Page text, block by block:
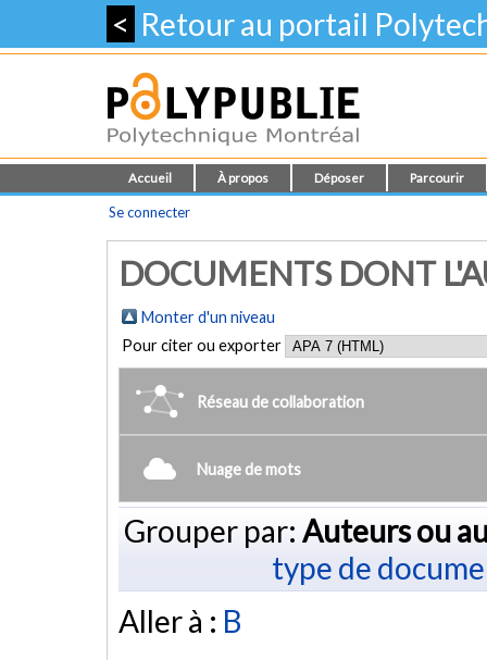
< Retour au portail
Accueil À propos Déposer Parcourir
Se connecter
DOCUMENTS DONT
Monter d'un niveau
Pour citer ou exporter
Réseau de collaboration
Nuage de mots
Grouper par: Auteurs ou
type de
Aller à : B